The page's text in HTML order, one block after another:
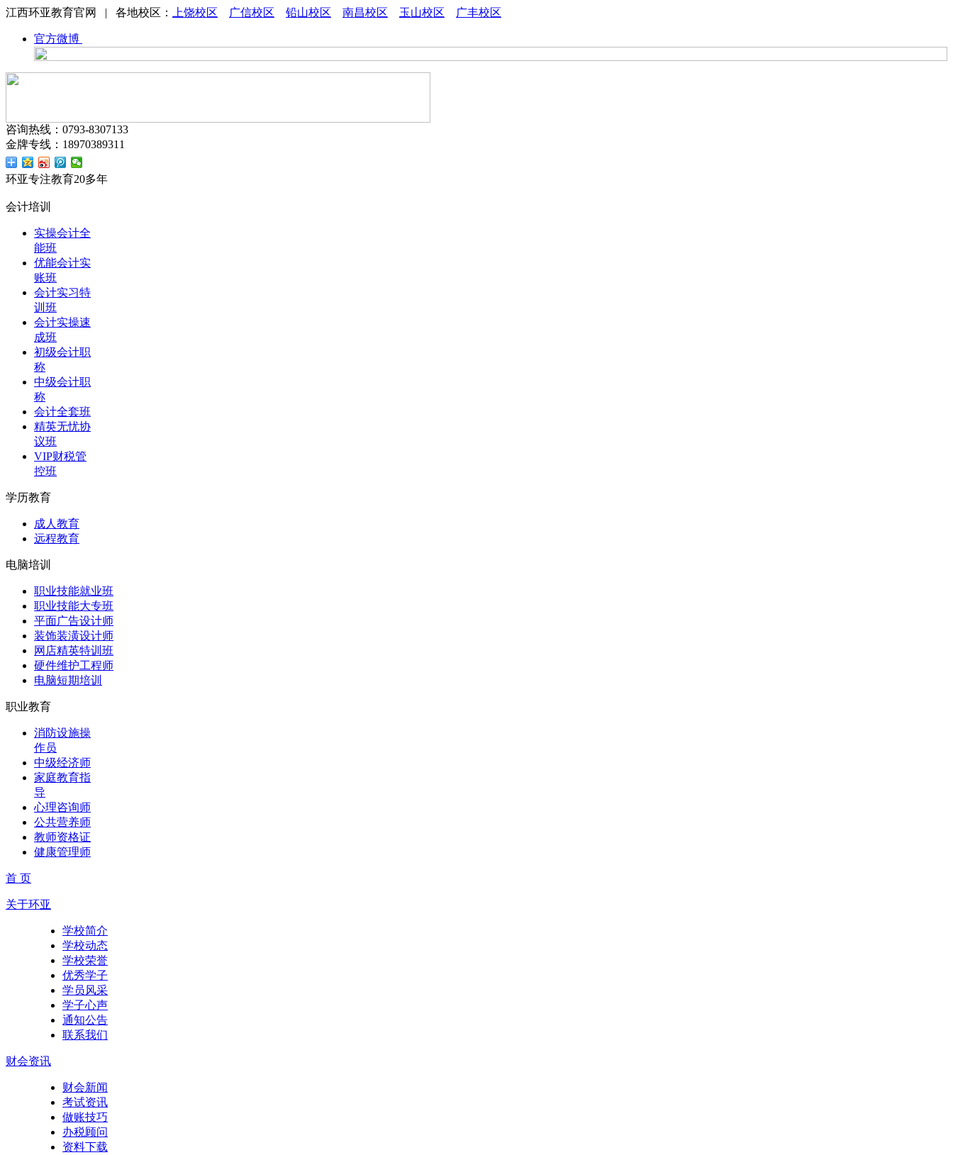
江西环亚教育官网 | 各地校区： 上饶校区 广信校区 铅山校区 南昌校区 玉山校区 广丰校区
官方微博
咨询热线：0793-8307133
金牌专线：18970389311
环亚专注教育20多年
会计培训
实操会计全
能班
优能会计实
账班
会计实习特
训班
会计实操速
成班
初级会计职
称
中级会计职
称
会计全套班
精英无忧协
议班
VIP财税管
控班
学历教育
成人教育
远程教育
电脑培训
职业技能就业班
职业技能大专班
平面广告设计师
装饰装潢设计师
网店精英特训班
硬件维护工程师
电脑短期培训
职业教育
消防设施操
作员
中级经济师
家庭教育指
导
心理咨询师
公共营养师
教师资格证
健康管理师
首 页
关于环亚
学校简介
学校动态
学校荣誉
优秀学子
学员风采
学子心声
通知公告
联系我们
财会资讯
财会新闻
考试资讯
做账技巧
办税顾问
资料下载